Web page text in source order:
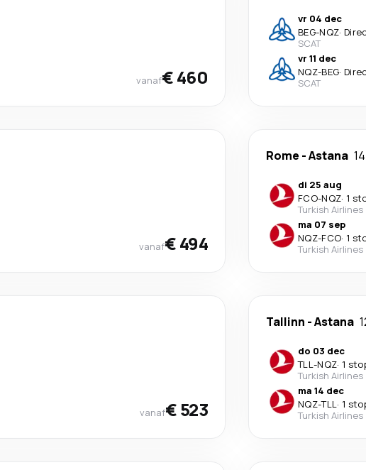
vanaf€ 460
vr 04 dec
BEG-NQZ·
SCAT
vr 11 dec
NQZ-BEG·
SCAT
vanaf€ 494
Rome -Astana
di 25 aug
FCO-NQZ· 1
Turkish Airlines
ma 07 sep
NQZ-FCO· 1
Turkish Airlines
vanaf€ 523
Tallinn -Astana
do 03 dec
TLL-NQZ· 1
Turkish Airlines
ma 14 dec
NQZ-TLL· 1
Turkish Airlines